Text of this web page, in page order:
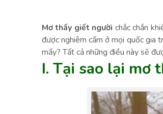
Mơ thấy giết người chắc chắn
được nghiêm cấm ở mọi quốc gia
mấy? Tất cả những điều này sẽ
I. Tại sao lại mơ